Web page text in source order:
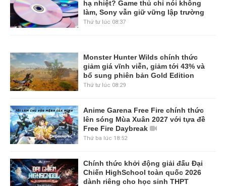
hạ nhiệt? Game thủ chỉ nói không
làm, Sony vẫn giữ vững lập trường
Thứ tư lúc 08:37
Monster Hunter Wilds chính thức
giảm giá vĩnh viễn, giảm tới 43% và
bổ sung phiên bản Gold Edition
Thứ tư lúc 08:29
Anime Garena Free Fire chính thức
lên sóng Mùa Xuân 2027 với tựa đề
Free Fire Daybreak
Thứ ba lúc 18:52
Chính thức khởi động giải đấu Đại
Chiến HighSchool toàn quốc 2026
dành riêng cho học sinh THPT